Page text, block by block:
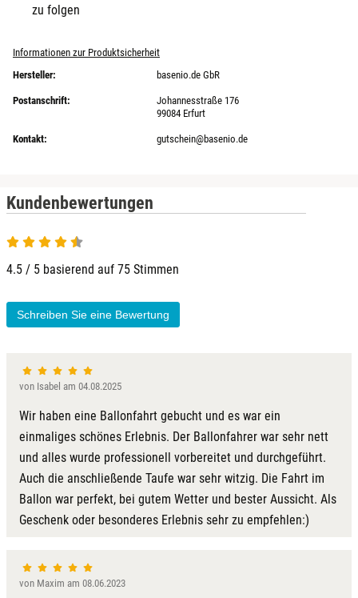
zu folgen
Informationen zur Produktsicherheit
Hersteller:
basenio.de GbR
Postanschrift:
Johannesstraße 176
99084 Erfurt
Kontakt: gutschein@basenio.de
Kundenbewertungen
4.5 von 5
4.5 / 5 basierend auf 75 Stimmen
Schreiben Sie eine Bewertung
von Isabel am 04.08.2025
Wir haben eine Ballonfahrt gebucht und es war ein
einmaliges schönes Erlebnis. Der Ballonfahrer war sehr nett
und alles wurde professionell vorbereitet und durchgeführt.
Auch die anschließende Taufe war sehr witzig. Die Fahrt im
Ballon war perfekt, bei gutem Wetter und bester Aussicht. Als
Geschenk oder besonderes Erlebnis sehr zu empfehlen:)
von Maxim am 08.06.2023
Ibbenbüren
Ingolstadt
Kamp-Lintfort
Karlsruhe
Kempten
Kerken
Kiel
Koblenz